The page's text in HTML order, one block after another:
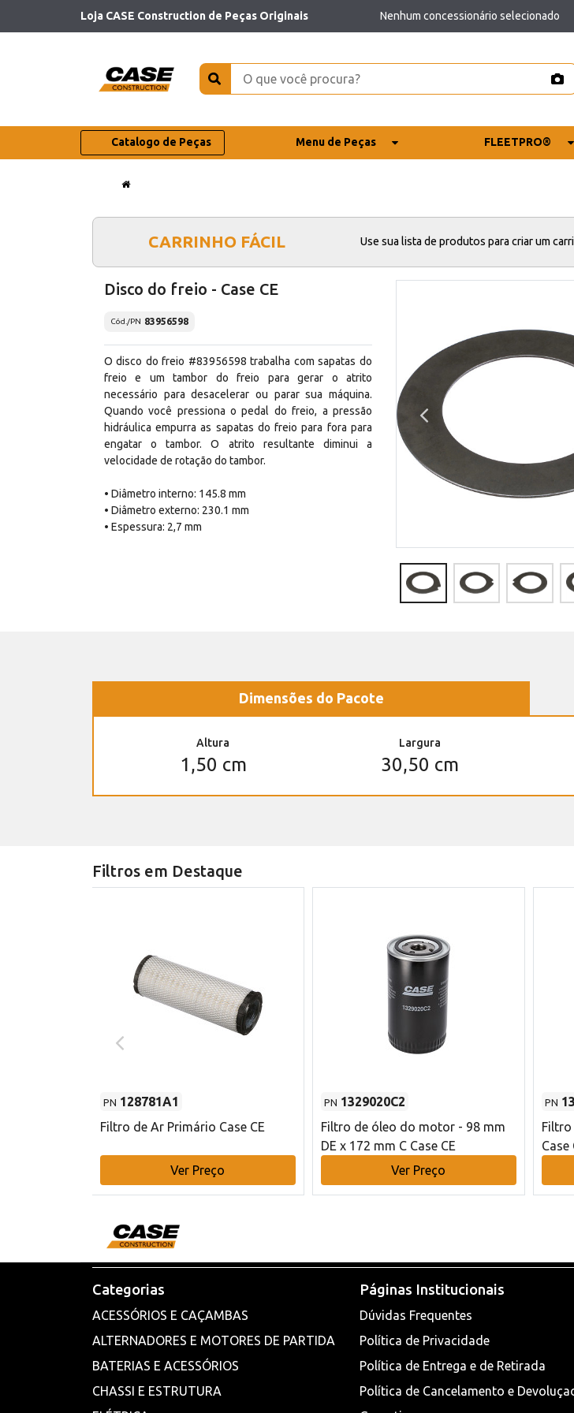
Loja CASE Construction de Peças Originais Nenhum concessionário selecionado
Catalogo de Peças Menu de Peças FLEETPRO®
CARRINHO FÁCIL Use sua lista de produtos para criar um
Disco do freio - Case CE
Cód./PN 83956598
O disco do freio #83956598 trabalha com sapatas do
freio e um tambor do freio para gerar o atrito
necessário para desacelerar ou parar sua máquina.
Quando você pressiona o pedal do freio, a pressão
hidráulica empurra as sapatas do freio para fora para
engatar o tambor. O atrito resultante diminui a
velocidade de rotação do tambor.
• Diâmetro interno: 145.8 mm
• Diâmetro externo: 230.1 mm
• Espessura: 2,7 mm
Dimensões do Pacote
Altura
1,50 cm
Largura
30,50 cm
Filtros em Destaque
PN 128781A1
Filtro de Ar Primário Case CE
Ver Preço
PN 1329020C2
Filtro de óleo do motor - 98 mm
DE x 172 mm C Case CE
Ver Preço
PN
Case
Categorias
ACESSÓRIOS E CAÇAMBAS
ALTERNADORES E MOTORES DE PARTIDA
BATERIAS E ACESSÓRIOS
CHASSI E ESTRUTURA
Páginas Institucionais
Dúvidas Frequentes
Política de Privacidade
Política de Entrega e de Retirada
Política de Cancelamento e